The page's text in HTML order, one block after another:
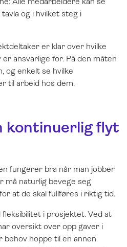
og i hvilket steg i
er klar over hvilke
ansvarlige for. På den måten
og enkelt se hvilke
til arbeid hos dem.
kontinuerlig flyt
fungerer bra når man jobber
må naturlig bevege seg
at de skal fullføres i riktig tid.
i prosjektet. Ved at
oversikt over opp gaver i
behov hoppe til en annen